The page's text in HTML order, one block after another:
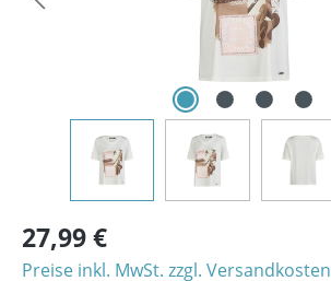
27,99 €
Preise inkl. MwSt. zzgl. Versandkosten